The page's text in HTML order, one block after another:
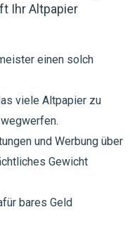
Ihr Altpapier
einen solch
viele Altpapier zu
und Werbung über
Gewicht
bares Geld